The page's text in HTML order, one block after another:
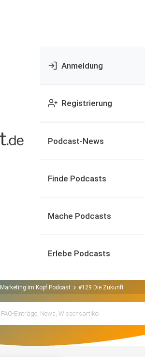
Anmeldung
Registrierung
Podcast-News
Finde Podcasts
Mache Podcasts
Erlebe Podcasts
Marketing im Kopf Podcast #129 Die Zukunft von